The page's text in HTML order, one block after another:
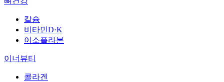
칼슘
비타민D·K
이소플라본
이너뷰티
콜라겐